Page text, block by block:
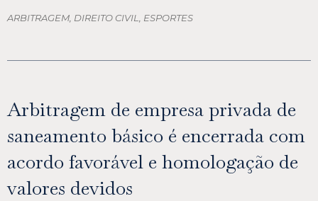
ARBITRAGEM, DIREITO CIVIL, ESPORTES
Arbitragem de empresa privada de
saneamento básico é encerrada com
acordo favorável e homologação de
valores devidos